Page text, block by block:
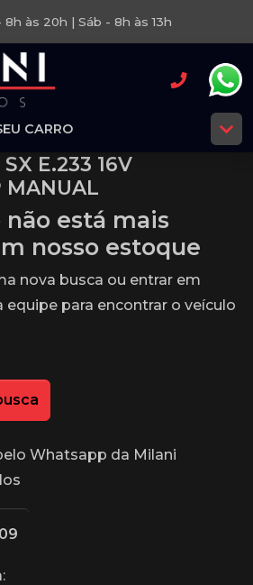
8h às 20h | Sáb - 8h às 13h
CARRO
E.233 16V
MANUAL
não está mais
nosso estoque
nova busca ou entrar em
para encontrar o veículo
Whatsapp da Milani